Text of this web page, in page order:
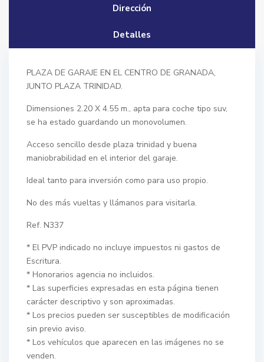
Dirección
Detalles
PLAZA DE GARAJE EN EL CENTRO DE GRANADA,
JUNTO PLAZA TRINIDAD.
Dimensiones 2.20 X 4.55 m., apta para coche tipo suv,
se ha estado guardando un monovolumen.
Acceso sencillo desde plaza trinidad y buena
maniobrabilidad en el interior del garaje.
Ideal tanto para inversión como para uso propio.
No des más vueltas y llámanos para visitarla.
Ref. N337
* El PVP indicado no incluye impuestos ni gastos de
Escritura.
* Honorarios agencia no incluidos.
* Las superficies expresadas en esta página tienen
carácter descriptivo y son aproximadas.
* Los precios pueden ser susceptibles de modificación
sin previo aviso.
* Los vehículos que aparecen en las imágenes no se
venden.